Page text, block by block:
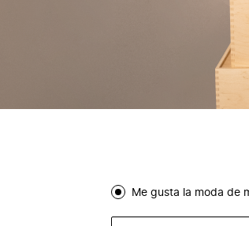
Me gusta la moda de